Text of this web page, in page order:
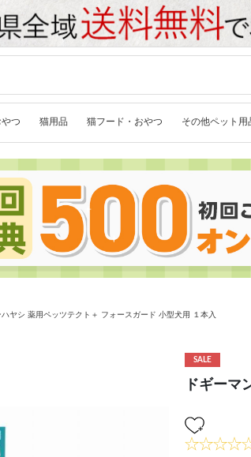
つ 猫用品 猫フード・おやつ その他ペット用
ヤシ 薬用ペッツテクト＋ フォースガード 小型犬用 １本入
SALE
ドギーマ